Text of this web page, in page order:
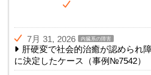
7月 31, 2026 内臓系の障害
肝硬変で社会的治癒が認められ
に決定したケース（事例№7542）